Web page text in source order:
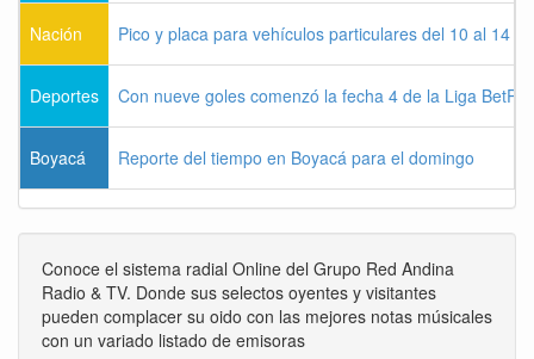
Nación Pico y placa para vehículos particulares del 10 al 14
Deportes Con nueve goles comenzó la fecha 4 de la Liga
Boyacá Reporte del tiempo en Boyacá para el domingo
Conoce el sistema radial Online del Grupo Red Andina
Radio & TV. Donde sus selectos oyentes y visitantes
pueden complacer su oido con las mejores notas músicales
con un variado listado de emisoras